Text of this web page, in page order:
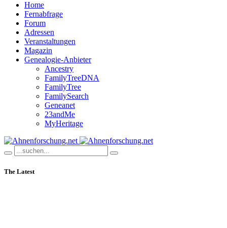
Home
Fernabfrage
Forum
Adressen
Veranstaltungen
Magazin
Genealogie-Anbieter
Ancestry
FamilyTreeDNA
FamilyTree
FamilySearch
Geneanet
23andMe
MyHeritage
The Latest